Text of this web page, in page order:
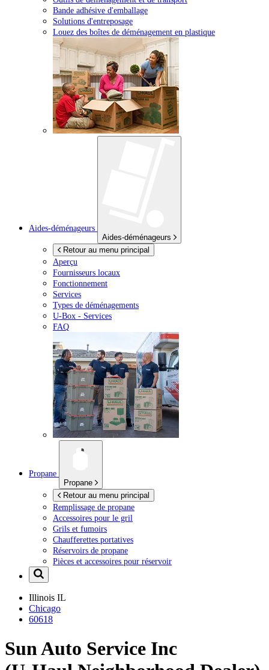
Bande adhésive d'emballage
Solutions d'entreposage
Louez des boîtes de déménagement en plastique
Aides-déménageurs
Aides-déménageurs
Retour au menu principal
Aperçu
Fournisseurs locaux
Fonctionnement
Services
Types de déménagements
U-Box - Services
FAQ
Propane
Propane
Retour au menu principal
Remplissage de propane
Accessoires pour le gril
Grils et fumoirs
Chaufferettes portatives
Réservoirs de propane
Pièces et accessoires pour réservoir
Illinois IL
Chicago
60618
Sun Auto Service Inc